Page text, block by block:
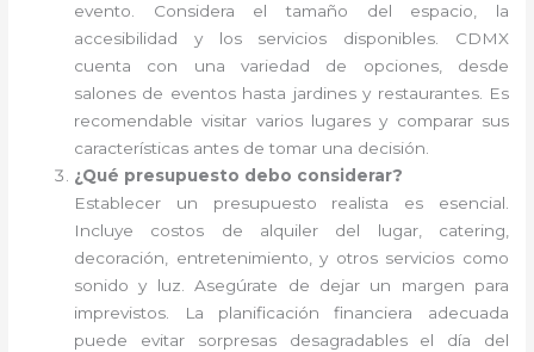
evento. Considera el tamaño del espacio, la
accesibilidad y los servicios disponibles. CDMX
cuenta con una variedad de opciones, desde
salones de eventos hasta jardines y restaurantes. Es
recomendable visitar varios lugares y comparar sus
características antes de tomar una decisión.
¿Qué presupuesto debo considerar?
Establecer un presupuesto realista es esencial.
Incluye costos de alquiler del lugar, catering,
decoración, entretenimiento, y otros servicios como
sonido y luz. Asegúrate de dejar un margen para
imprevistos. La planificación financiera adecuada
puede evitar sorpresas desagradables el día del